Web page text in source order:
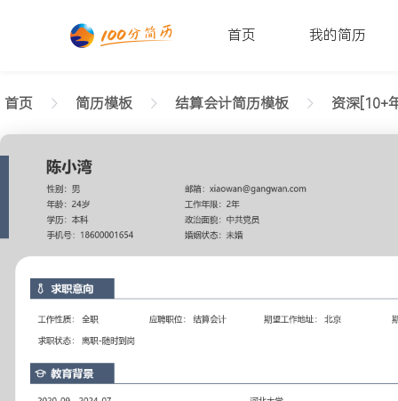
首页 我的简历
首页 简历模板 结算会计简历模板 资深[10+
正在查看10+年经验结算会计简历模板（独特风）文
陈小湾
性别: 男年龄: 26 学历: 本科婚姻状态: 未婚 工作年限: 4年 政治面貌: 党
邮箱: xiaowan@gangwan.com
求职意向